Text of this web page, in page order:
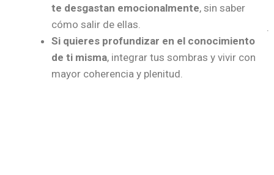
te desgastan emocionalmente, sin saber
cómo salir de ellas.
Si quieres profundizar en el conocimiento
de ti misma, integrar tus sombras y vivir con
mayor coherencia y plenitud.